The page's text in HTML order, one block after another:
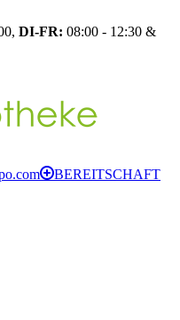
DI-FR: 08:00 - 12:30 &
BEREITSCHAFT